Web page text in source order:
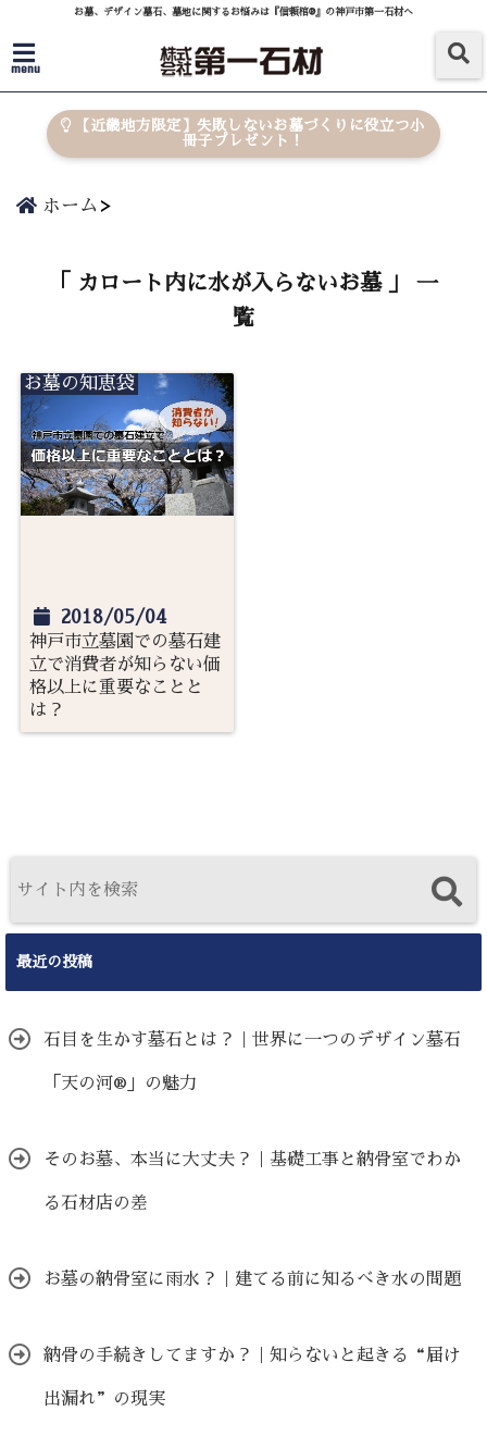
お墓、デザイン墓石、墓地に関するお悩みは『信頼棺®』の神戸市第一石材へ
menu
【近畿地方限定】失敗しないお墓づくりに役立つ小
冊子プレゼント！
ホーム
「 カロート内に水が入らないお墓 」 一
覧
お墓の知恵袋
2018/05/04
神戸市立墓園での墓石建
立で消費者が知らない価
格以上に重要なことと
は？
最近の投稿
石目を生かす墓石とは？｜世界に一つのデザイン墓石
「天の河®」の魅力
そのお墓、本当に大丈夫？｜基礎工事と納骨室でわか
る石材店の差
お墓の納骨室に雨水？｜建てる前に知るべき水の問題
納骨の手続きしてますか？｜知らないと起きる“届け
出漏れ”の現実